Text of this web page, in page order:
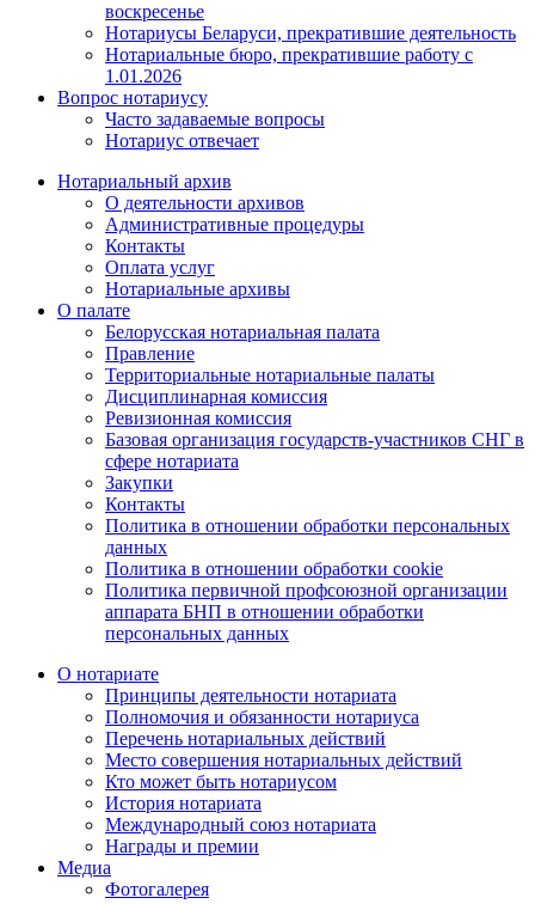
воскресенье
Нотариусы Беларуси, прекратившие деятельность
Нотариальные бюро, прекратившие работу с
1.01.2026
Вопрос нотариусу
Часто задаваемые вопросы
Нотариус отвечает
Нотариальный архив
О деятельности архивов
Административные процедуры
Контакты
Оплата услуг
Нотариальные архивы
О палате
Белорусская нотариальная палата
Правление
Территориальные нотариальные палаты
Дисциплинарная комиссия
Ревизионная комиссия
Базовая организация государств-участников СНГ в
сфере нотариата
Закупки
Контакты
Политика в отношении обработки персональных
данных
Политика в отношении обработки cookie
Политика первичной профсоюзной организации
аппарата БНП в отношении обработки
персональных данных
О нотариате
Принципы деятельности нотариата
Полномочия и обязанности нотариуса
Перечень нотариальных действий
Место совершения нотариальных действий
Кто может быть нотариусом
История нотариата
Международный союз нотариата
Награды и премии
Медиа
Фотогалерея